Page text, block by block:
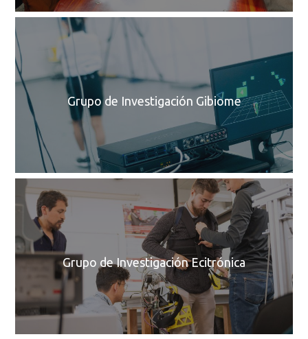
Grupo de Investigación Gibiome
Grupo de Investigación Ecitrónica